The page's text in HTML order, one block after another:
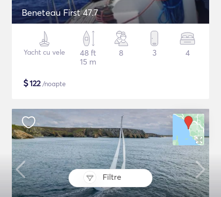
Filtre
Beneteau First 47.7
Yacht cu vele
48 ft
15 m
8 3 4
$122/noapte